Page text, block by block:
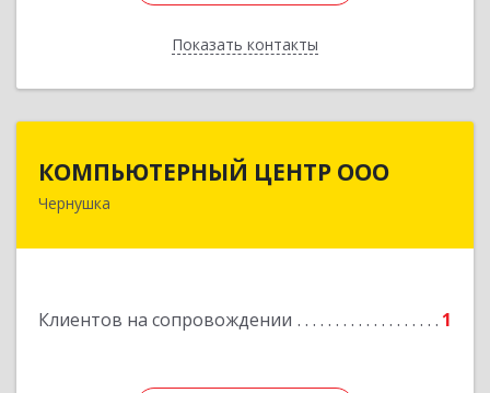
Показать контакты
Назад
КОМПЬЮТЕРНЫЙ ЦЕНТР ООО
Чернушка
Клиентов на сопровождении 1
КОМПЬЮТЕРНЫЙ ЦЕНТР ООО